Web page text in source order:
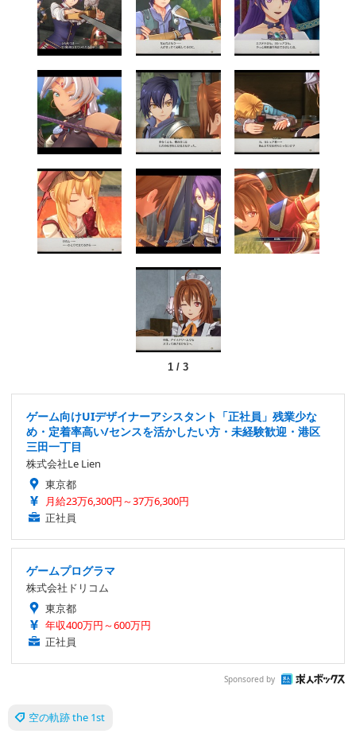
1/ 3
ゲーム向けUIデザイナーアシスタント「正社員」残業少な
め・定着率高い/センスを活かしたい方・未経験歓迎・港区
三田一丁目
株式会社Le Lien
東京都
月給23万6,300円～37万6,300円
正社員
ゲームプログラマ
株式会社ドリコム
東京都
年収400万円～600万円
正社員
Sponsored by
空の軌跡 the 1st